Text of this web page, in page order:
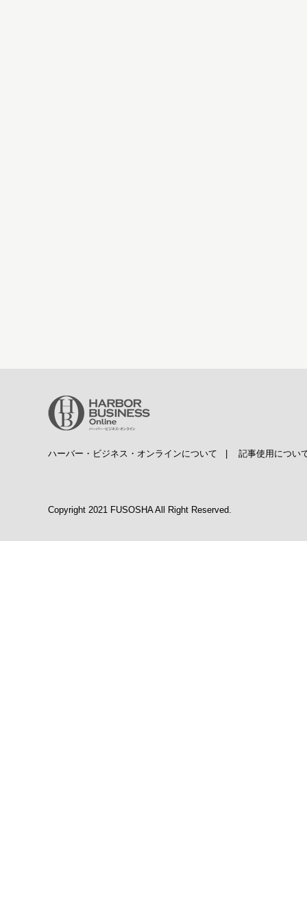
ハーバー・ビジネス・オンラインについて | 記事使用につい
Copyright 2021 FUSOSHA All Right Reserved.